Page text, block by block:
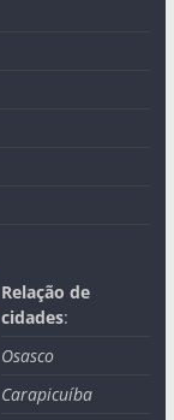
Relação de
cidades:
Osasco
Carapicuíba